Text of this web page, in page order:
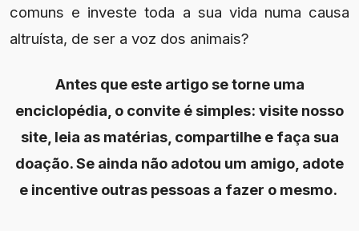
comuns e investe toda a sua vida numa causa
altruísta, de ser a voz dos animais?
Antes que este artigo se torne uma
enciclopédia, o convite é simples: visite nosso
site, leia as matérias, compartilhe e faça sua
doação. Se ainda não adotou um amigo, adote
e incentive outras pessoas a fazer o mesmo.